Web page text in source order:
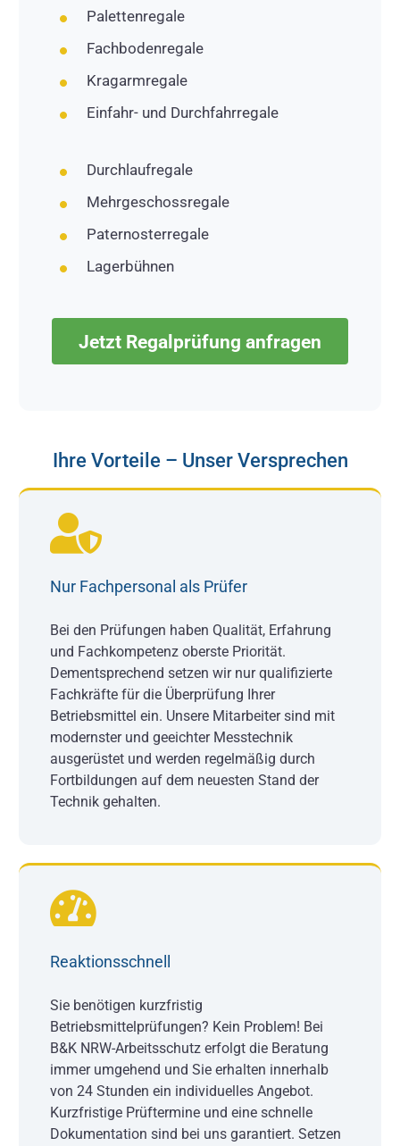
Palettenregale
Fachbodenregale
Kragarmregale
Einfahr- und Durchfahrregale
Durchlaufregale
Mehrgeschossregale
Paternosterregale
Lagerbühnen
Jetzt Regalprüfung anfragen
Ihre Vorteile – Unser Versprechen
Nur Fachpersonal als Prüfer
Bei den Prüfungen haben Qualität, Erfahrung
und Fachkompetenz oberste Priorität.
Dementsprechend setzen wir nur qualifizierte
Fachkräfte für die Überprüfung Ihrer
Betriebsmittel ein. Unsere Mitarbeiter sind mit
modernster und geeichter Messtechnik
ausgerüstet und werden regelmäßig durch
Fortbildungen auf dem neuesten Stand der
Technik gehalten.
Reaktionsschnell
Sie benötigen kurzfristig
Betriebsmittelprüfungen? Kein Problem! Bei
B&K NRW-Arbeitsschutz erfolgt die Beratung
immer umgehend und Sie erhalten innerhalb
von 24 Stunden ein individuelles Angebot.
Kurzfristige Prüftermine und eine schnelle
Dokumentation sind bei uns garantiert. Setzen